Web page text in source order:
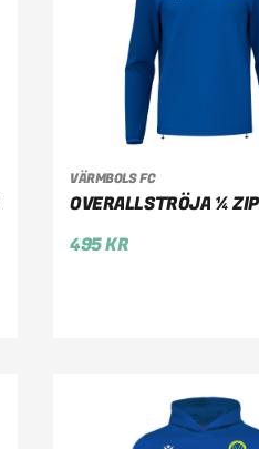
VÄRMBOLS FC
OVERALLSTRÖJA ¼
495KR
VÄLJ ALTERNATIV